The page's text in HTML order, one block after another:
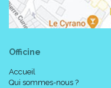
Officine
Accueil
Qui sommes-nous ?